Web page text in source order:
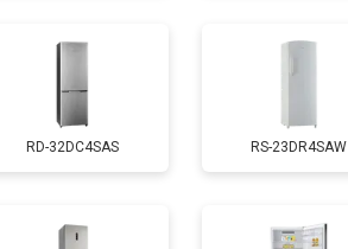
Заказать
1700 ₽ Заказать
4750 ₽ Заказать
RD-32DC4SAS RS-23DR4SAW